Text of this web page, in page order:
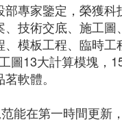
專家鑒定，榮獲科
技術交底、施工
模板工程、臨時
13大計算模塊，
軟體。
能在第一時間更新